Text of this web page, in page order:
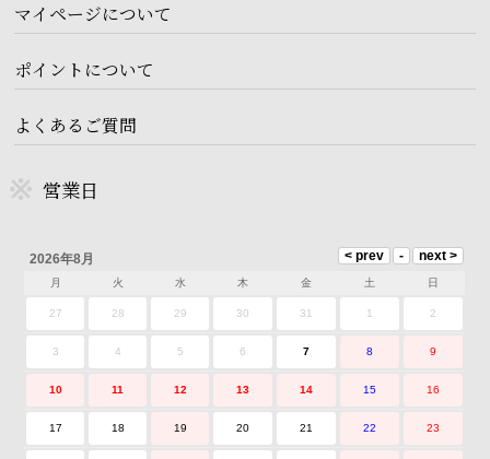
マイページについて
ポイントについて
よくあるご質問
営業日
2026年8月
月 火 水 木 金 土 日
27 28 29 30 31 1 2
3 4 5 6 7 8 9
10 11 12 13 14 15 16
17 18 19 20 21 22 23